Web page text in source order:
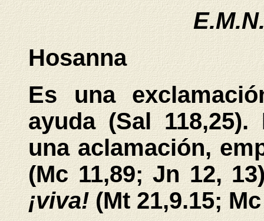
Hosanna
Es una
ayuda (Sal
una aclamación,
(Mc 11,89; Jn 12,
¡viva!(Mt 21,9.15;